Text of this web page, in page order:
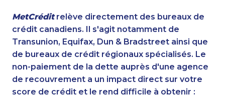
MetCréditrelève directement des bureaux de
crédit canadiens. Il s'agit notamment de
Transunion, Equifax, Dun & Bradstreet ainsi que
de bureaux de crédit régionaux spécialisés. Le
non-paiement de la dette auprès d'une agence
de recouvrement a un impact direct sur votre
score de crédit et le rend difficile à obtenir :